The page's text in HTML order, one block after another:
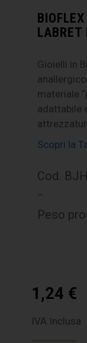
Gioielli in
materiale
adattabile
Scopri la
Cod.
–
Peso
1,24 €
IVA Inclusa